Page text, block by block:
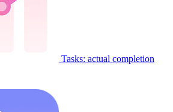
Tasks: actual completion